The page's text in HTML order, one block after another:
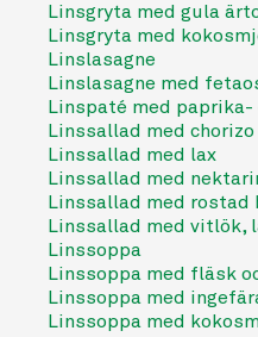
Linsgryta med gula
Linsgryta med
Linslasagne
Linslasagne med
Linspaté med
Linssallad med chorizo
Linssallad med lax
Linssallad med
Linssallad med rostad
Linssallad med vitlök,
Linssoppa
Linssoppa med fläsk
Linssoppa med
Linssoppa med